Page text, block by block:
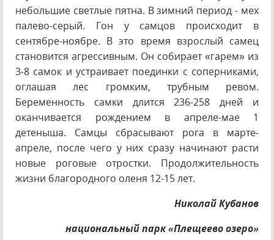
небольшие светлые пятна. В зимний период - мех
палево-серый. Гон у самцов происходит в
сентябре-ноябре. В это время взрослый самец
становится агрессивным. Он собирает «гарем» из
3-8 самок и устраивает поединки с соперниками,
оглашая лес громким, трубным ревом.
Беременность самки длится 236-258 дней и
оканчивается рождением в апреле-мае 1
детеныша. Самцы сбрасывают рога в марте-
апреле, после чего у них сразу начинают расти
новые роговые отростки. Продолжительность
жизни благородного оленя 12-15 лет.
Николай Кубанов
национальный парк «Плещеево озеро»